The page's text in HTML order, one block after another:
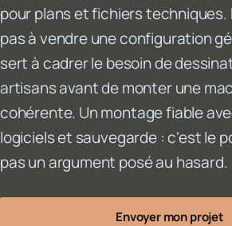
pour plans et fichiers techniques.
pas à vendre une configuration
sert à cadrer le besoin de
artisans avant de monter une
cohérente. Un montage fiable
logiciels et sauvegarde : c'est le
pas un argument posé au hasard.
Envoyer mon projet